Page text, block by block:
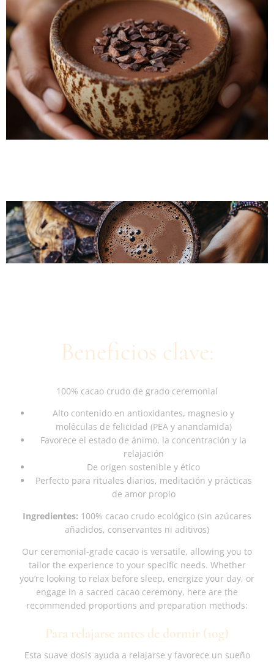
Beneficios clave:
100% cacao crudo de grado ceremonial
Alto contenido en antioxidantes, magnesio y
moléculas de felicidad (PEA y anandamida)
Favorece el estado de ánimo, la concentración y la
relajación
De origen sostenible y ético
Perfecto para rituales diarios, meditación y prácticas
de amor propio
Ingredientes: 100% cacao crudo ecológico (sin azúcares
añadidos, conservantes ni aditivos)
Our ceremonial-grade cacao is versatile, allowing you to
tailor the experience to your specific needs. Whether
you’re looking to relax before sleep, energize your day, or
engage in a sacred cacao ceremony, here are the
recommended proportions and preparation methods:
Para relajarse antes de dormir (10g)
Esta suave dosis ayuda a relajarse y favorece un sueño